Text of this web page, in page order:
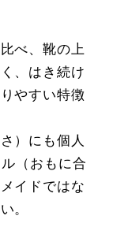
べ、靴の上
、はき続け
やすい特徴
）にも個人
（おもに合
イドではな
。